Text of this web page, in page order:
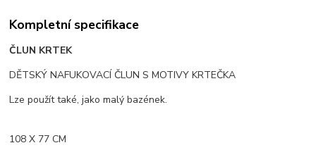
Kompletní specifikace
ČLUN KRTEK
DĚTSKÝ NAFUKOVACÍ ČLUN S MOTIVY KRTEČKA
Lze použít také, jako malý bazének.
108 X 77 CM